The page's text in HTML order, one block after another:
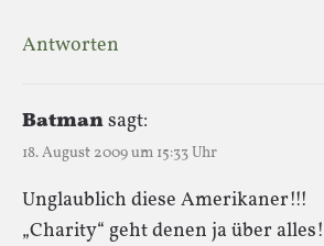
Antworten
Batmansagt:
18. August 2009 um 15:33 Uhr
Unglaublich diese Amerikaner!!!
„Charity“ geht denen ja über